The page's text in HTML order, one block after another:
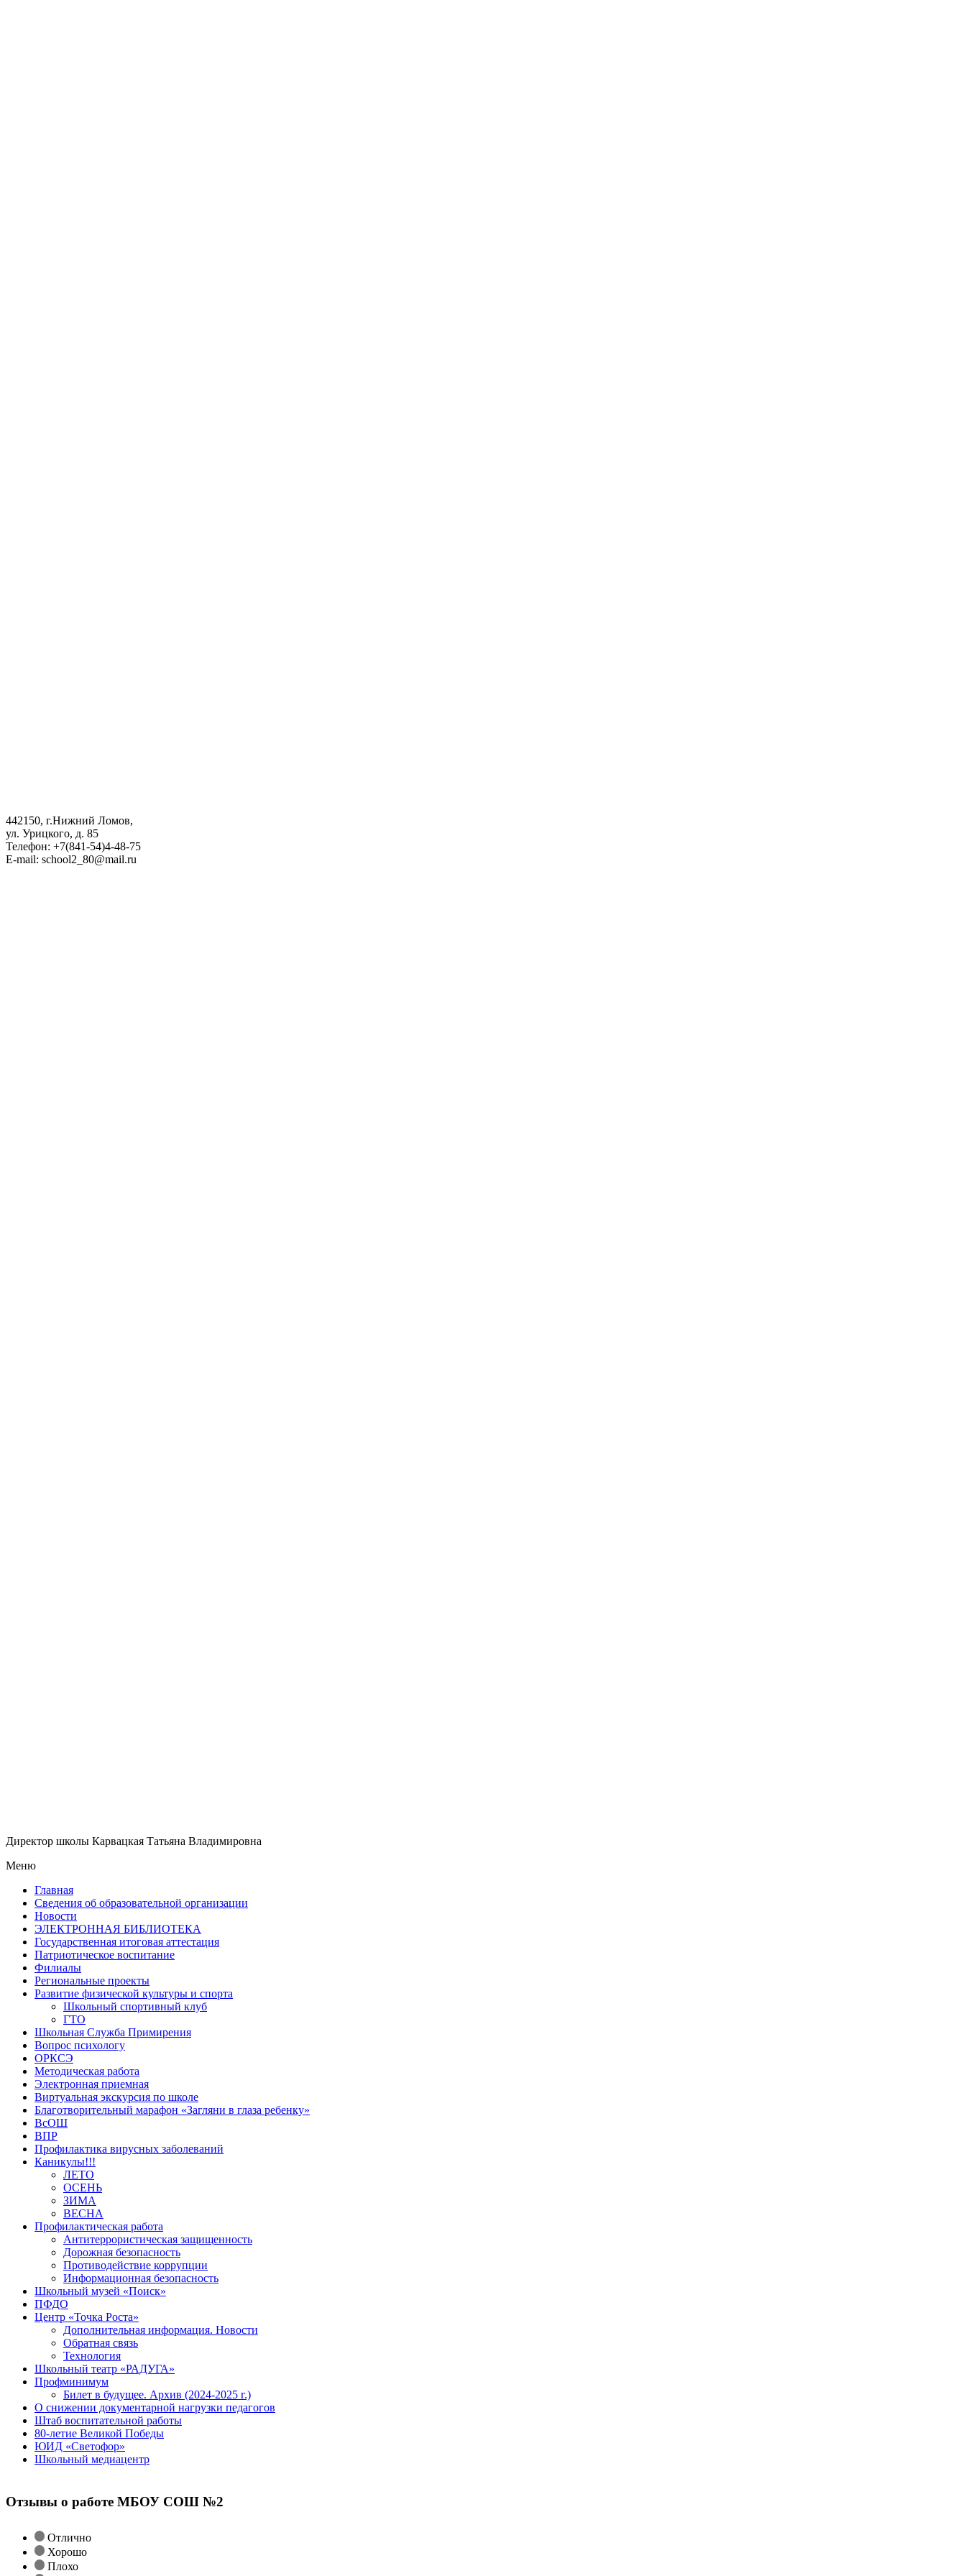
442150, г.Нижний Ломов,
ул. Урицкого, д. 85
Телефон: +7(841-54)4-48-75
E-mail: school2_80@mail.ru
Директор школы Карвацкая Татьяна Владимировна
Меню
Главная
Сведения об образовательной организации
Новости
ЭЛЕКТРОННАЯ БИБЛИОТЕКА
Государственная итоговая аттестация
Патриотическое воспитание
Филиалы
Региональные проекты
Развитие физической культуры и спорта
Школьный спортивный клуб
ГТО
Школьная Служба Примирения
Вопрос психологу
ОРКСЭ
Методическая работа
Электронная приемная
Виртуальная экскурсия по школе
Благотворительный марафон «Загляни в глаза ребенку»
ВсОШ
ВПР
Профилактика вирусных заболеваний
Каникулы!!!
ЛЕТО
ОСЕНЬ
ЗИМА
ВЕСНА
Профилактическая работа
Антитеррористическая защищенность
Дорожная безопасность
Противодействие коррупции
Информационная безопасность
Школьный музей «Поиск»
ПФДО
Центр «Точка Роста»
Дополнительная информация. Новости
Обратная связь
Технология
Школьный театр «РАДУГА»
Профминимум
Билет в будущее. Архив (2024-2025 г.)
О снижении документарной нагрузки педагогов
Штаб воспитательной работы
80-летие Великой Победы
ЮИД «Светофор»
Школьный медиацентр
Отзывы о работе МБОУ СОШ №2
Отлично
Хорошо
Плохо